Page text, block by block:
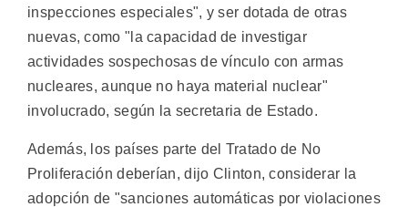
inspecciones especiales", y ser dotada de otras
nuevas, como "la capacidad de investigar
actividades sospechosas de vínculo con armas
nucleares, aunque no haya material nuclear"
involucrado, según la secretaria de Estado.
Además, los países parte del Tratado de No
Proliferación deberían, dijo Clinton, considerar la
adopción de "sanciones automáticas por violaciones